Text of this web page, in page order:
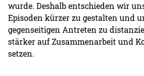
wurde. Deshalb entschieden wir
Episoden kürzer zu gestalten und
gegenseitigen Antreten zu
stärker auf Zusammenarbeit und
setzen.